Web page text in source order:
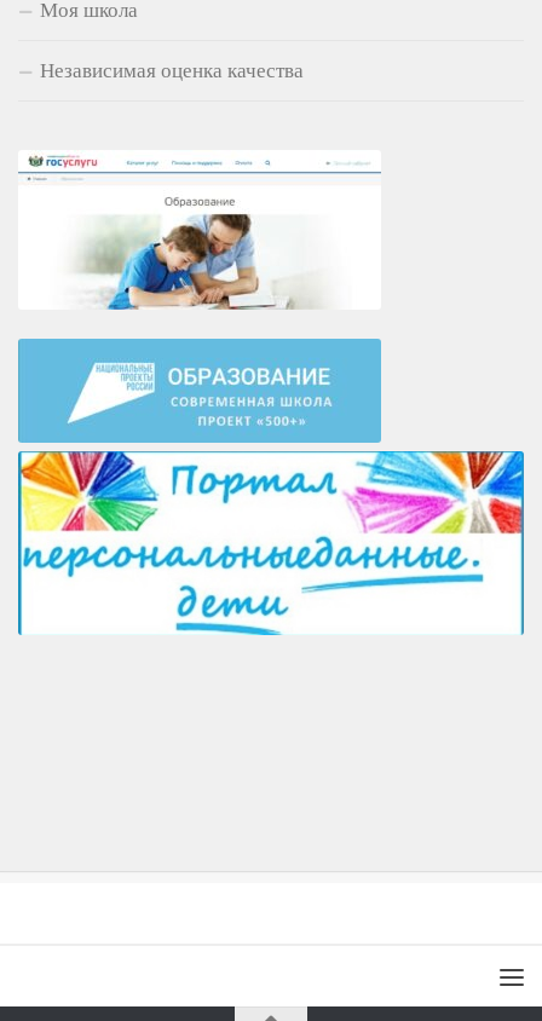
Моя школа
Независимая оценка качества